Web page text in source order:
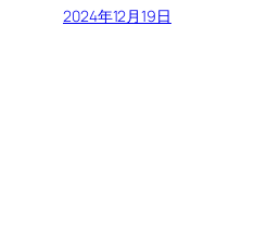
2024年12月19日